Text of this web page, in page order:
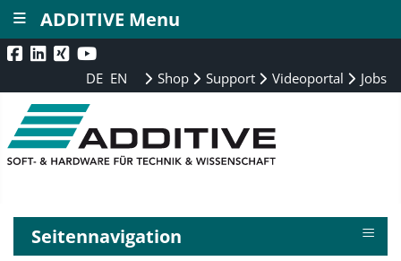
DE EN Shop Support Videoportal Jobs
Seitennavigation ≡
ADDITIVE Menu
≡